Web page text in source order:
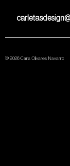
© 2026 Carla Olivares Navarro